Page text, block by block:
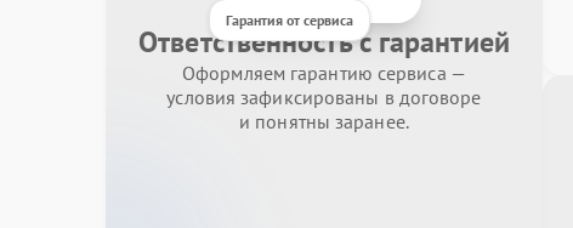
Гарантия от сервиса
Ответственность с гарантией
Оформляем гарантию сервиса —
условия зафиксированы в договоре
и понятны заранее.